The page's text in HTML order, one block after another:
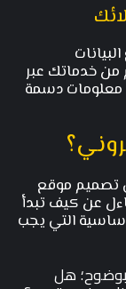
من خدماتك عبر
معلومات دسمة
تصميم موقع
عن كيف تبدأ
التي يجب
بوضوح؛ هل